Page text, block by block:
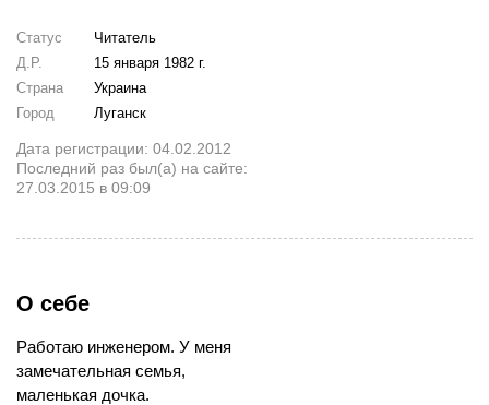
Статус
Читатель
Д.Р.
15 января 1982 г.
Страна
Украина
Город
Луганск
Дата регистрации: 04.02.2012
Последний раз был(а) на сайте:
27.03.2015 в 09:09
О себе
Работаю инженером. У меня
замечательная семья,
маленькая дочка.